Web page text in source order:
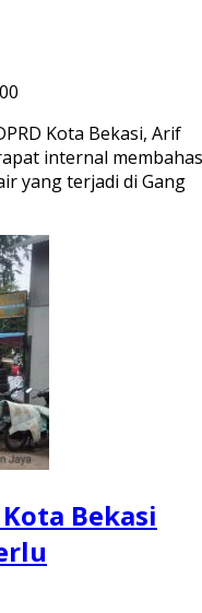
Kota Bekasi, Arif
internal membahas
yang terjadi di Gang
Bekasi